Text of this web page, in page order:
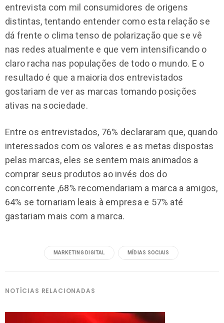
entrevista com mil consumidores de origens
distintas, tentando entender como esta relação se
dá frente o clima tenso de polarização que se vê
nas redes atualmente e que vem intensificando o
claro racha nas populações de todo o mundo. E o
resultado é que a maioria dos entrevistados
gostariam de ver as marcas tomando posições
ativas na sociedade.
Entre os entrevistados, 76% declararam que, quando
interessados com os valores e as metas dispostas
pelas marcas, eles se sentem mais animados a
comprar seus produtos ao invés dos do
concorrente ,68% recomendariam a marca a amigos,
64% se tornariam leais à empresa e 57% até
gastariam mais com a marca.
MARKETING DIGITAL MÍDIAS SOCIAIS
NOTÍCIAS RELACIONADAS